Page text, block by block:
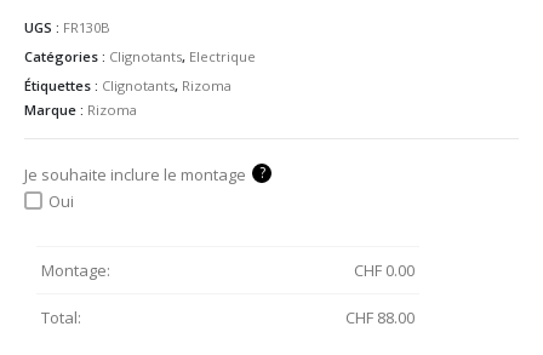
UGS : FR130B
Catégories : Clignotants, Electrique
Étiquettes : Clignotants, Rizoma
Marque : Rizoma
Je souhaite inclure le montage ?
Oui
Montage: CHF 0.00
Total: CHF 88.00